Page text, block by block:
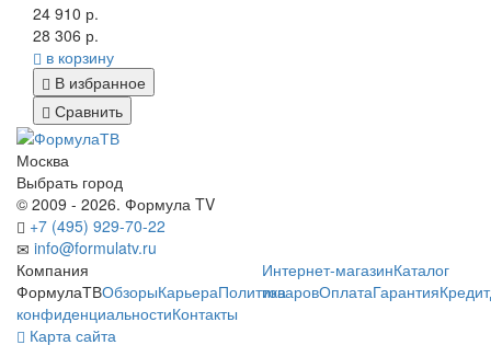
24 910 р.
28 306 р.
в корзину
В избранное
Сравнить
Москва
Выбрать город
© 2009 - 2026. Формула TV
+7 (495) 929-70-22
info@formulatv.ru
Компания
ФормулаТВОбзорыКарьераПолитика
конфиденциальностиКонтакты
Интернет-магазинКаталог
товаровОплатаГарантияКредит
Карта сайта